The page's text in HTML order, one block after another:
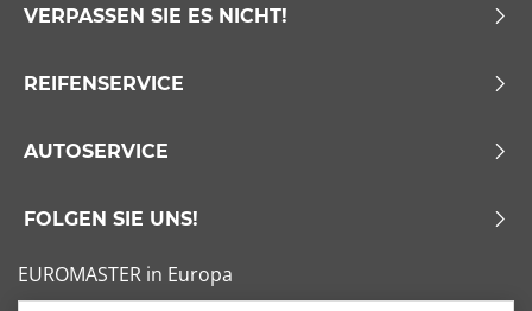
VERPASSEN SIE ES NICHT!
REIFENSERVICE
AUTOSERVICE
FOLGEN SIE UNS!
EUROMASTER in Europa